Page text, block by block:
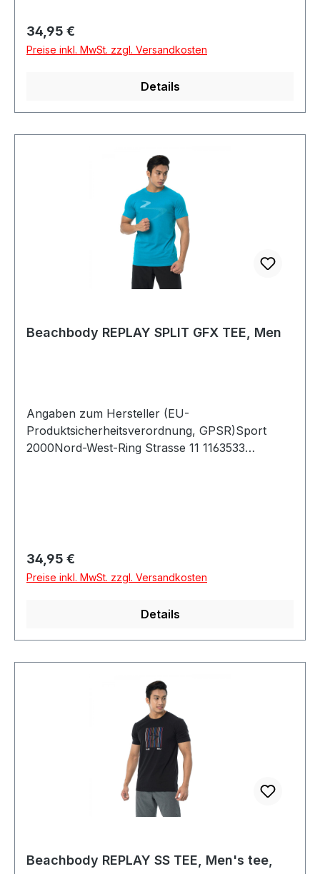
Regulärer Preis:
34,95 €
Preise inkl. MwSt. zzgl. Versandkosten
Details
Beachbody REPLAY SPLIT GFX TEE, Men
Angaben zum Hersteller (EU-
Produktsicherheitsverordnung, GPSR)Sport
2000Nord-West-Ring Strasse 11 1163533
Regulärer Preis:
34,95 €
Preise inkl. MwSt. zzgl. Versandkosten
Details
Beachbody REPLAY SS TEE, Men's tee,